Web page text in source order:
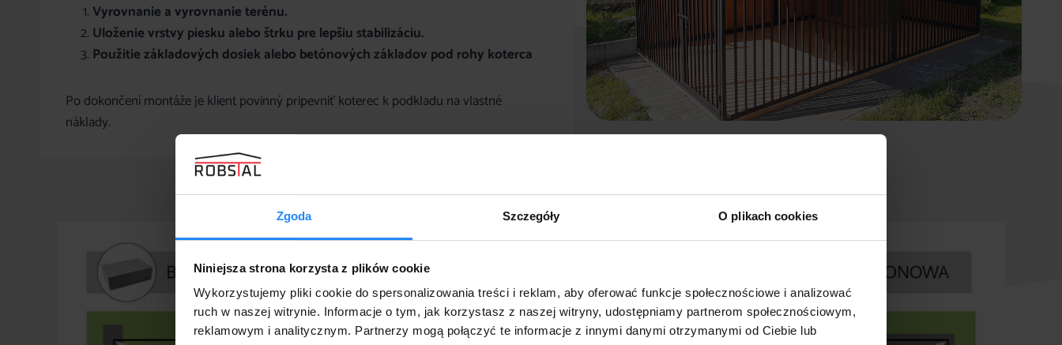
Zgoda Szczegóły O plikach cookies
Niniejsza strona korzysta z plików cookie
Wykorzystujemy pliki cookie do spersonalizowania treści i reklam, aby oferować funkcje społecznościowe i analizować
ruch w naszej witrynie. Informacje o tym, jak korzystasz z naszej witryny, udostępniamy partnerom społecznościowym,
reklamowym i analitycznym. Partnerzy mogą połączyć te informacje z innymi danymi otrzymanymi od Ciebie lub
Vyrovnanie a vyrovnanie terénu.
Uloženie vrstvy piesku alebo štrku pre lepšiu stabilizáciu.
Použitie základových dosiek alebo betónových základov pod rohy koterca
Po dokončení montáže je klient povinný pripevniť koterec k podkladu na vlastné
náklady.